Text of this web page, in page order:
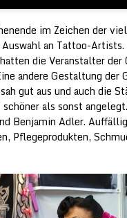
im Zeichen der
an Tattoo-
die Veranstalter
andere Gestaltung der
gut aus und auch die
als sonst
Benjamin Adler.
Pflegeprodukten,